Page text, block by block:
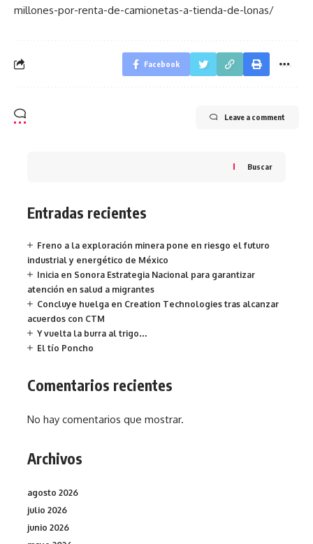
millones-por-renta-de-camionetas-a-tienda-de-lonas/
Facebook
Leave a comment
Buscar
Entradas recientes
Freno a la exploración minera pone en riesgo el futuro
industrial y energético de México
Inicia en Sonora Estrategia Nacional para garantizar
atención en salud a migrantes
Concluye huelga en Creation Technologies tras alcanzar
acuerdos con CTM
Y vuelta la burra al trigo…
El tío Poncho
Comentarios recientes
No hay comentarios que mostrar.
Archivos
agosto 2026
julio 2026
junio 2026